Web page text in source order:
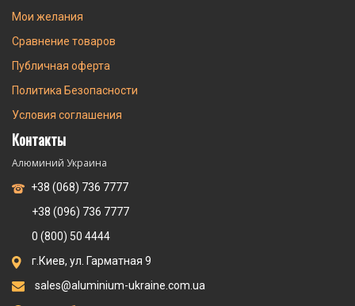
Мои желания
Сравнение товаров
Публичная оферта
Политика Безопасности
Условия соглашения
Контакты
Алюминий Украина
+38 (068) 736 7777
+38 (096) 736 7777
0 (800) 50 4444
г.Киев, ул. Гарматная 9
sales@aluminium-ukraine.com.ua